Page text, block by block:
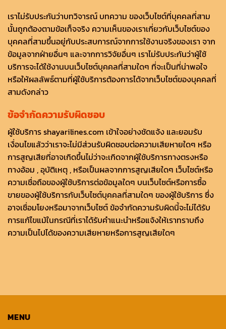
เราไม่รับประกันว่าบทวิจารณ์ บทความ ของเว็บไซต์ที่บุคคลที่สาม
นั้นถูกต้องตามข้อเท็จจริง ความเห็นของเราเกี่ยวกับเว็บไซต์ของ
บุคคลที่สามขึ้นอยู่กับประสบการณ์จากการใช้งานจริงของเรา จาก
ข้อมูลจากฝ่ายอื่นๆ และจากการวิจัยอื่นๆ เราไม่รับประกันว่าผู้ใช้
บริการจะได้ใช้งานบนเว็บไซต์บุคคลที่สามใดๆ ที่จะเป็นที่น่าพอใจ
หรือให้ผลลัพธ์ตามที่ผู้ใช้บริการต้องการได้จากเว็บไซต์ของบุคคลที่
สามดังกล่าว
ข้อจำกัดความรับผิดชอบ
ผู้ใช้บริการ shayarilines.com เข้าใจอย่างชัดแจ้ง และยอมรับ
เงื่อนไขแล้วว่าเราจะไม่มีส่วนรับผิดชอบต่อความเสียหายใดๆ หรือ
การสูญเสียที่อาจเกิดขึ้นไม่ว่าจะเกิดจากผู้ใช้บริการทางตรงหรือ
ทางอ้อม , อุบัติเหตุ , หรือเป็นผลจากการสูญเสียใดๆ เว็บไซต์หรือ
ความเชื่อถือของผู้ใช้บริการต่อข้อมูลใดๆ บนเว็บไซต์หรือการซื้อ
ขายของผู้ใช้บริการกับเว็บไซต์บุคคลที่สามใดๆ ของผู้ใช้บริการ ซึ่ง
อาจเชื่อมโยงหรือมาจากเว็บไซต์ ข้อจำกัดความรับผิดนี้จะไม่ได้รับ
การแก้ไขแม้ในกรณีที่เราได้รับคำแนะนำหรือแจ้งให้เราทราบถึง
ความเป็นไปได้ของความเสียหายหรือการสูญเสียใดๆ
MENU